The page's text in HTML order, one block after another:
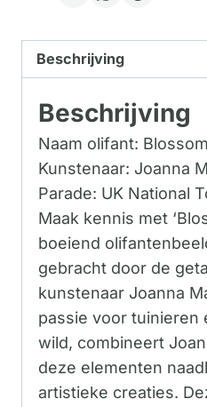
Beschrijving
Beschrijving
Naam olifant:
Kunstenaar: Joanna
Parade: UK National
Maak kennis met
boeiend
gebracht door de
kunstenaar Joanna
passie voor tuinieren
wild, combineert
deze elementen
artistieke creaties.